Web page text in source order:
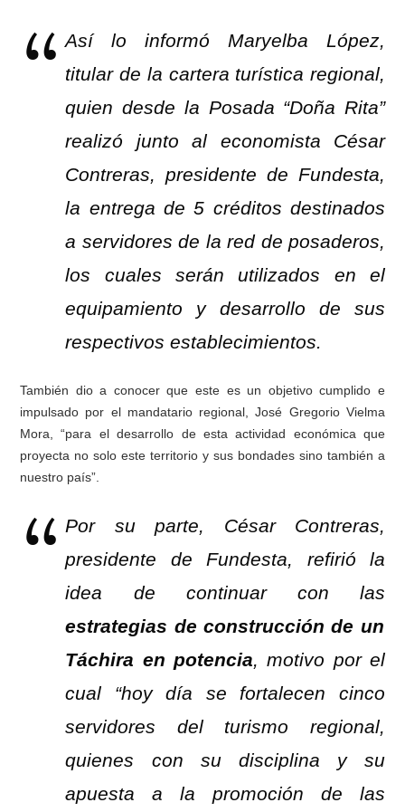
Así lo informó Maryelba López,
titular de la cartera turística regional,
quien desde la Posada “Doña Rita”
realizó junto al economista César
Contreras, presidente de Fundesta,
la entrega de 5 créditos destinados
a servidores de la red de posaderos,
los cuales serán utilizados en el
equipamiento y desarrollo de sus
respectivos establecimientos.
También dio a conocer que este es un objetivo cumplido e
impulsado por el mandatario regional, José Gregorio Vielma
Mora, “para el desarrollo de esta actividad económica que
proyecta no solo este territorio y sus bondades sino también a
nuestro país”.
Por su parte, César Contreras,
presidente de Fundesta, refirió la
idea de continuar con las
estrategias de construcción de un
Táchira en potencia, motivo por el
cual “hoy día se fortalecen cinco
servidores del turismo regional,
quienes con su disciplina y su
apuesta a la promoción de las